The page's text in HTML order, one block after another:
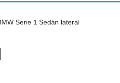
Serie 1 Sedán lateral